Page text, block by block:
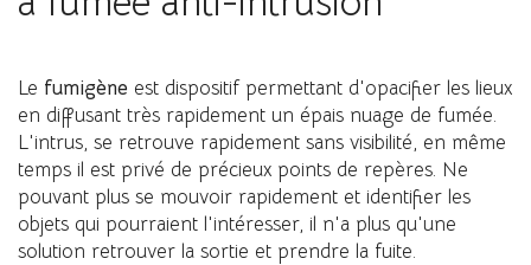
Le fumigène est dispositif permettant d'opacifier les lieux
en diffusant très rapidement un épais nuage de fumée.
L'intrus, se retrouve rapidement sans visibilité, en même
temps il est privé de précieux points de repères. Ne
pouvant plus se mouvoir rapidement et identifier les
objets qui pourraient l'intéresser, il n'a plus qu'une
solution retrouver la sortie et prendre la fuite.